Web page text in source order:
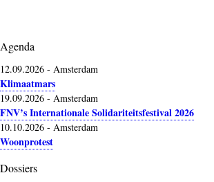
Agenda
12.09.2026 - Amsterdam
Klimaatmars
19.09.2026 - Amsterdam
FNV’s Internationale Solidariteitsfestival 2026
10.10.2026 - Amsterdam
Woonprotest
Dossiers